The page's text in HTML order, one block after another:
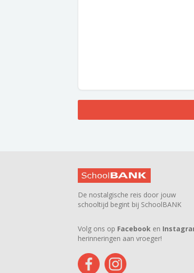
De nostalgische reis door jouw
schooltijd begint bij SchoolBANK
Volg ons op Facebook en
herinneringen aan vroeger!